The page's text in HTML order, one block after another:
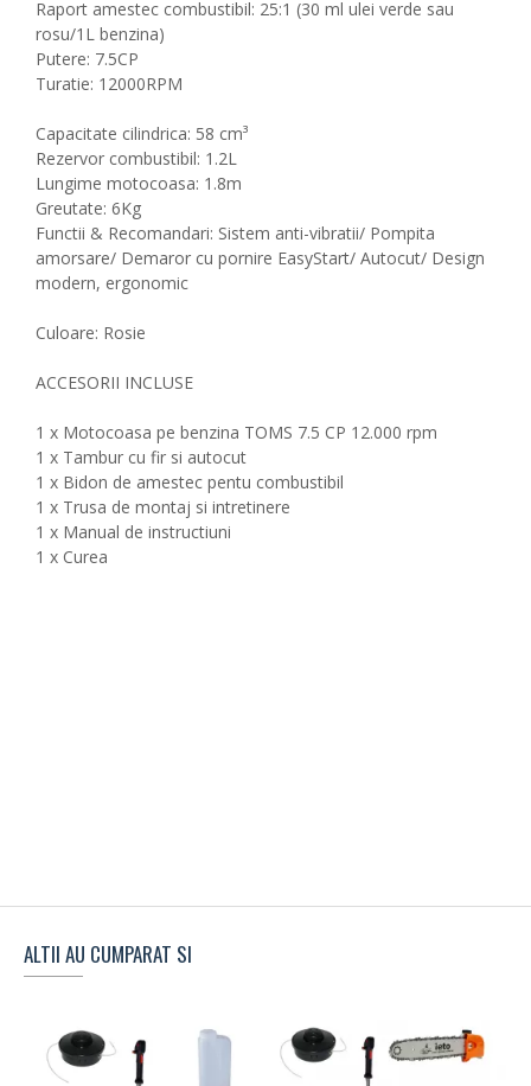
Raport amestec combustibil: 25:1 (30 ml ulei verde sau
rosu/1L benzina)
Putere: 7.5CP
Turatie: 12000RPM
Capacitate cilindrica: 58 cm³
Rezervor combustibil: 1.2L
Lungime motocoasa: 1.8m
Greutate: 6Kg
Functii & Recomandari: Sistem anti-vibratii/ Pompita
amorsare/ Demaror cu pornire EasyStart/ Autocut/ Design
modern, ergonomic
Culoare: Rosie
ACCESORII INCLUSE
1 x Motocoasa pe benzina TOMS 7.5 CP 12.000 rpm
1 x Tambur cu fir si autocut
1 x Bidon de amestec pentu combustibil
1 x Trusa de montaj si intretinere
1 x Manual de instructiuni
1 x Curea
ALTII AU CUMPARAT SI